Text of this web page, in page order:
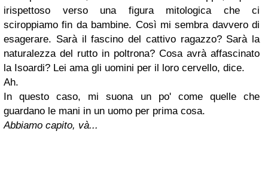
irispettoso verso una figura mitologica che ci
sciroppiamo fin da bambine. Così mi sembra davvero di
esagerare. Sarà il fascino del cattivo ragazzo? Sarà la
naturalezza del rutto in poltrona? Cosa avrà affascinato
la Isoardi? Lei ama gli uomini per il loro cervello, dice.
Ah.
In questo caso, mi suona un po' come quelle che
guardano le mani in un uomo per prima cosa.
Abbiamo capito, và...